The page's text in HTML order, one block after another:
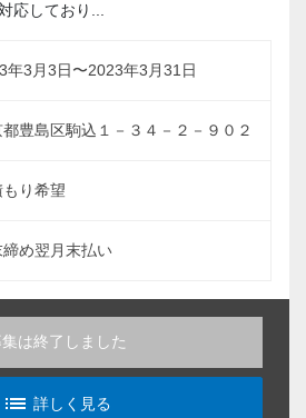
応しており...
年3月3日〜2023年3月31日
豊島区駒込１－３４－２－９０２
もり希望
締め翌月末払い
集は終了しました
list_alt
詳しく見る